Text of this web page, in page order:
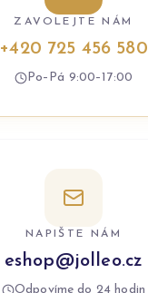
ZAVOLEJTE NÁM
+420 725 456 580
Po–Pá 9:00–17:00
NAPIŠTE NÁM
eshop@jolleo.cz
Odpovíme do 24 hodin